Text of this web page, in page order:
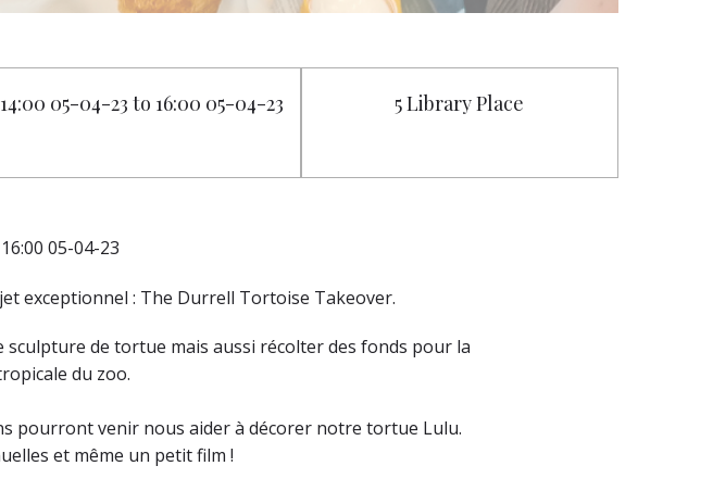
14:00 05-04-23 to 16:00 05-04-23 5 Library Place
05-04-23
exceptionnel : The Durrell Tortoise Takeover.
de tortue mais aussi récolter des fonds pour la
du zoo.
pourront venir nous aider à décorer notre tortue Lulu.
et même un petit film !